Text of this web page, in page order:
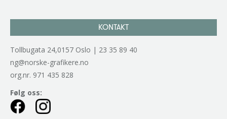
KONTAKT
Tollbugata 24,0157 Oslo | 23 35 89 40
ng@norske-grafikere.no
org.nr. 971 435 828
Følg oss: